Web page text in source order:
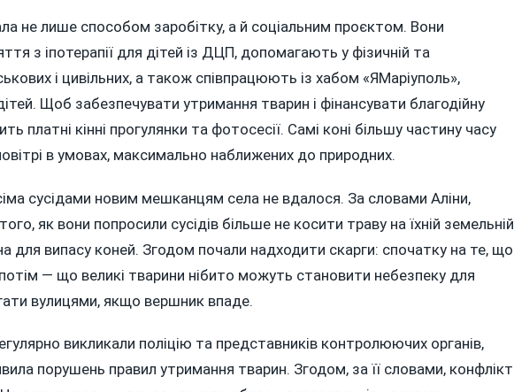
не лише способом заробітку, а й соціальним проєктом. Вони
з іпотерапії для дітей із ДЦП, допомагають у фізичній та
і цивільних, а також співпрацюють із хабом «ЯМаріуполь»,
Щоб забезпечувати утримання тварин і фінансувати благодійну
платні кінні прогулянки та фотосесії. Самі коні більшу частину часу
в умовах, максимально наближених до природних.
сусідами новим мешканцям села не вдалося. За словами Аліни,
як вони попросили сусідів більше не косити траву на їхній земельній
для випасу коней. Згодом почали надходити скарги: спочатку на те, що
— що великі тварини нібито можуть становити небезпеку для
вулицями, якщо вершник впаде.
викликали поліцію та представників контролюючих органів,
порушень правил утримання тварин. Згодом, за її словами, конфлікт